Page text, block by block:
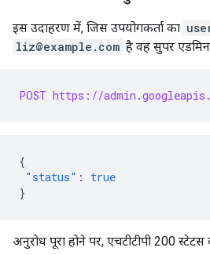
इस उदाहरण में, जिस उपयोगकर्ता का
liz@example.com है वह सुपर
POST https://
{
"status" :
true
}
अनुरोध पूरा होने पर, एचटीटीपी 200 स्टेटस